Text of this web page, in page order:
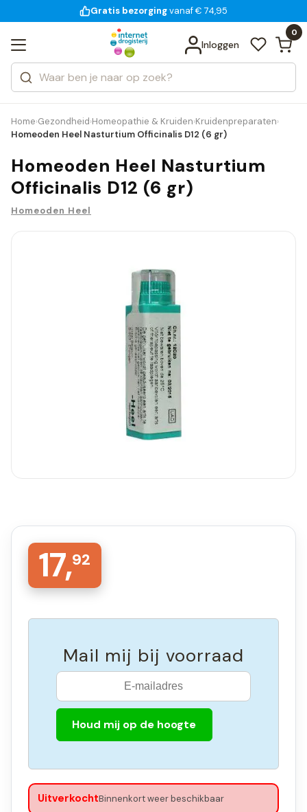
voor 18:00 uur besteld
Gratis bezorgingvanaf € 74,95
14 dagen bedenktijd
Inloggen
0
Zoeken
Categorieën
Merken
Bekijk alle resultaten
Home›Gezondheid›Homeopathie & Kruiden›Kruidenpreparaten›
Homeoden Heel Nasturtium Officinalis D12 (6 gr)
Homeoden Heel Nasturtium
Officinalis D12 (6 gr)
Homeoden Heel
17,92
Mail mij bij voorraad
Houd mij op de hoogte
UitverkochtBinnenkort weer beschikbaar